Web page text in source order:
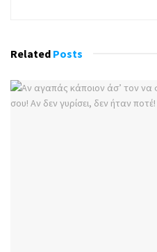
Related Posts